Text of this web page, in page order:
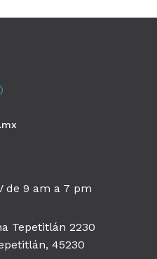
de 9 am a 7 pm
Tepetitlán 2230
45230